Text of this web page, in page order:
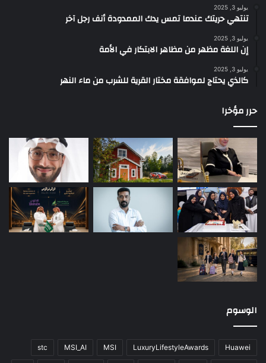
يوليو 3, 2025
تنتهي حريتك عندما تمس يدك الممدودة أنف رجل آخر
يوليو 3, 2025
إن اللغة مظهر من مظاهر الابتكار في الأمة
يوليو 3, 2025
كالذي يحتاج لموافقة مختار القرية للشرب من ماء النهر
حرر مؤخرا
الوسوم
Huawei
LuxuryLifestyleAwards
MSI
MSI_AI
stc